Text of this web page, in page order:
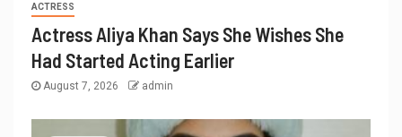
ACTRESS
Actress Aliya Khan Says She Wishes She
Had Started Acting Earlier
August 7, 2026 admin